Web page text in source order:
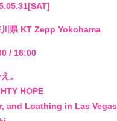
[SAT]
県 KT Zepp Yokohama
/ 16:00
。
HOPE
and Loathing in Las Vegas